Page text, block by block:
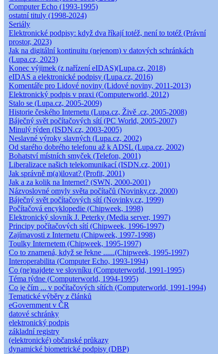
Computer Echo (1993-1995)
ostatní tituly (1998-2024)
Seriály
Elektronické podpisy: když dva říkají totéž, není to totéž (Právní
prostor, 2023)
Jak na digitální kontinuitu (nejenom) v datových schránkách
(Lupa.cz, 2023)
Konec výjimek (z nařízení eIDAS)(Lupa.cz, 2018)
eIDAS a elektronické podpisy (Lupa.cz, 2016)
Komentáře pro Lidové noviny (Lidové noviny, 2011-2013)
Elektronický podpis v praxi (Computerworld, 2012)
Stalo se (Lupa.cz, 2005-2009)
Historie českého Internetu (Lupa.cz, Živě .cz, 2005-2008)
Báječný svět počítačových sítí (PC World, 2005-2007)
Minulý týden (ISDN.cz, 2003-2005)
Neslavné výroky slavných (Lupa.cz, 2002)
Od starého dobrého telefonu až k ADSL (Lupa.cz, 2002)
Bohatství místních smyček (Telefon, 2001)
Liberalizace našich telekomunikací (ISDN.cz, 2001)
Jak správně m(a)ilovat? (Profit, 2001)
Jak a za kolik na Internet? (SWN, 2000-2001)
Názvoslovné omyly světa počítačů (Novinky.cz, 2000)
Báječný svět počítačových sítí (Novinky.cz, 1999)
Počítačová encyklopedie (Chipweek, 1998)
Elektronický slovník J. Peterky (Media server, 1997)
Principy počítačových sítí (Chipweek, 1996-1997)
Zajímavosti z Internetu (Chipweek, 1997-1998)
Toulky Internetem (Chipweek, 1995-1997)
Co to znamená, když se řekne ......(Chipweek, 1995-1997)
Interoperabilita (Computer Echo, 1993-1994)
Co (ne)najdete ve slovníku (Computerworld, 1991-1995)
Téma týdne (Computerworld, 1994-1995)
Co je čím ... v počítačových sítích (Computerworld, 1991-1994)
Tematické výběry z článků
eGovernment v ČR
datové schránky
elektronický podpis
základní registry
(elektronické) občanské průkazy
dynamické biometrické podpisy (DBP)